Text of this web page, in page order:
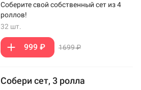
Соберите свой собственный сет из 4
роллов!
32 шт.
999 ₽ 1699 ₽
Собери сет, 3 ролла